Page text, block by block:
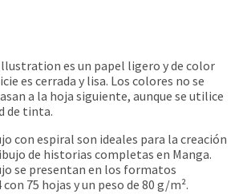
es un papel ligero y de color
es cerrada y lisa. Los colores no se
a la hoja siguiente, aunque se utilice
de tinta.
con espiral son ideales para la creación
de historias completas en Manga.
se presentan en los formatos
con 75 hojas y un peso de 80 g/m².